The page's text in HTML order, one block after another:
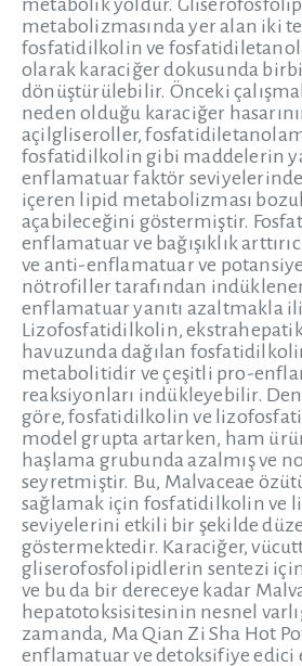
metabolik yoldur.
metabolizmasında yer alan iki
fosfatidilkolin ve
olarak karaciğer dokusunda
dönüştürülebilir. Önceki
neden olduğu karaciğer
açilgliseroller,
fosfatidilkolin gibi maddelerin
enflamatuar faktör
içeren lipid metabolizması
açabileceğini göstermiştir.
enflamatuar ve bağışıklık
ve anti-enflamatuar ve
nötrofiller tarafından
enflamatuar yanıtı azaltmakla
Lizofosfatidilkolin,
havuzunda dağılan
metabolitidir ve çeşitli pro-
reaksiyonları indükleyebilir.
göre, fosfatidilkolin ve
model grupta artarken, ham
haşlama grubunda azalmış ve
seyretmiştir. Bu, Malvaceae
sağlamak için fosfatidilkolin ve
seviyelerini etkili bir şekilde
göstermektedir. Karaciğer,
gliserofosfolipidlerin sentezi
ve bu da bir dereceye kadar
hepatotoksisitesinin nesnel
zamanda, Ma Qian Zi Sha Hot
enflamatuar ve detoksifiye edici